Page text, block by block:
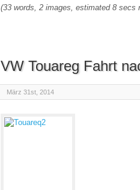
(33 words, 2 images, estimated 8 secs
VW Touareg Fahrt
März 31st, 2014